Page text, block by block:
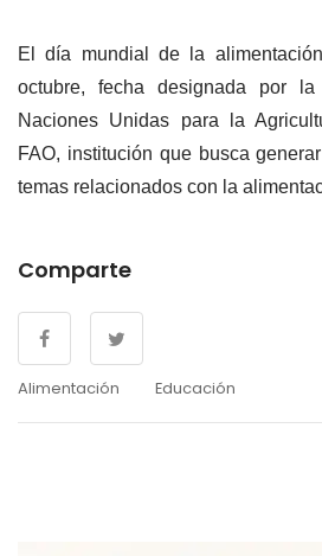
El día mundial de la
octubre, fecha designada por
Naciones Unidas para la
FAO, institución que busca
temas relacionados con la
Comparte
Alimentación Educación